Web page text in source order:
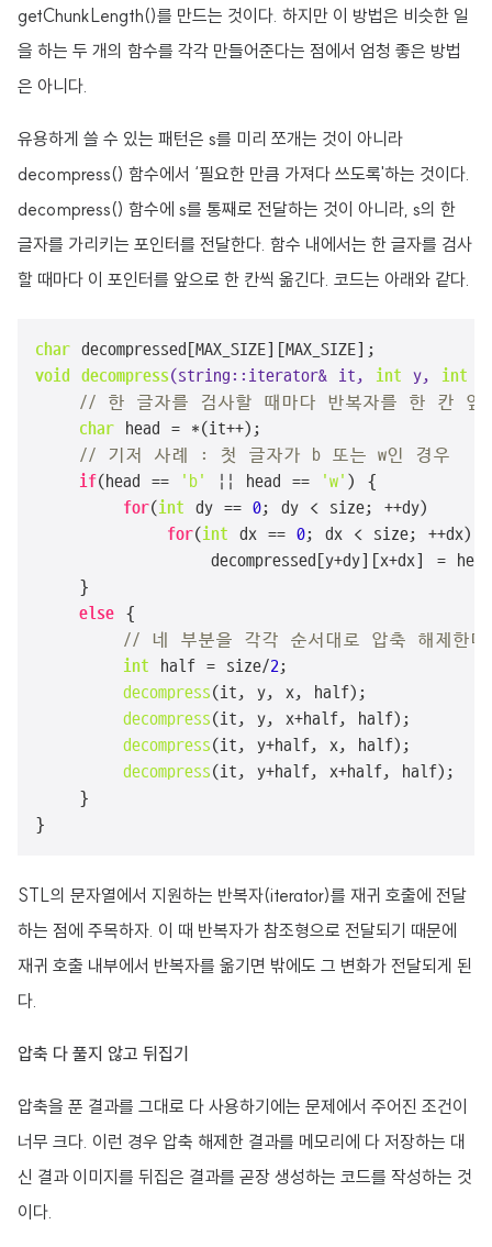
getChunkLength()를 만드는 것이다. 하지만 이 방법은 비슷한 일
을 하는 두 개의 함수를 각각 만들어준다는 점에서 엄청 좋은 방법
은 아니다.
유용하게 쓸 수 있는 패턴은 s를 미리 쪼개는 것이 아니라
decompress() 함수에서 ‘필요한 만큼 가져다 쓰도록'하는 것이다.
decompress() 함수에 s를 통째로 전달하는 것이 아니라, s의 한
글자를 가리키는 포인터를 전달한다. 함수 내에서는 한 글자를 검사
할 때마다 이 포인터를 앞으로 한 칸씩 옮긴다. 코드는 아래와 같다.
char
void
decompress(string::iterator& it, int y, int
// 한 글자를 검사할 때마다 반복자를 한 칸 앞
char head = *(it++);
// 기저 사례 : 첫 글자가 b 또는 w인 경우
if(head == 'b' || head == 'w' ) {
for(int dy == 0; dy < size; ++dy)
for(int dx == 0; dx < size; ++dx)
decompressed[y+dy][x+dx] =
    }
else {
// 네 부분을 각각 순서대로 압축 해제한
int half = size/2;
decompress(it, y, x, half);
decompress(it, y, x+half, half);
decompress(it, y+half, x, half);
decompress(it, y+half, x+half, half);
    }
}
STL의 문자열에서 지원하는 반복자(iterator)를 재귀 호출에 전달
하는 점에 주목하자. 이 때 반복자가 참조형으로 전달되기 때문에
재귀 호출 내부에서 반복자를 옮기면 밖에도 그 변화가 전달되게 된
다.
압축 다 풀지 않고 뒤집기
압축을 푼 결과를 그대로 다 사용하기에는 문제에서 주어진 조건이
너무 크다. 이런 경우 압축 해제한 결과를 메모리에 다 저장하는 대
신 결과 이미지를 뒤집은 결과를 곧장 생성하는 코드를 작성하는 것
이다.